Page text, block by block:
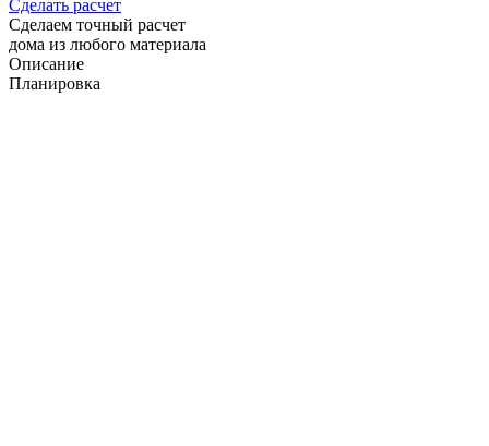
Сделать расчет
Сделаем точный расчет
дома из любого материала
Описание
Планировка